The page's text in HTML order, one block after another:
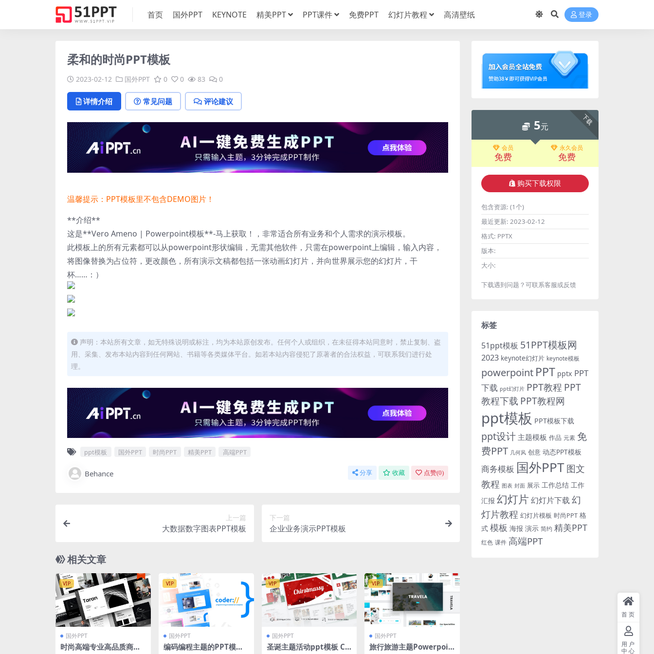
首页 国外PPT KEYNOTE 精美PPT PPT课件 免费PPT 幻灯片教程 高清壁纸 登录
柔和的时尚PPT模板
2023-02-12 国外PPT 0 0 83 0
详情介绍 常见问题 评论建议
温馨提示：PPT模板里不包含DEMO图片！
**介绍**
这是**Vero Ameno | Powerpoint模板**-马上获取！，非常适合所有业务和个人需求的演示模板。
此模板上的所有元素都可以从powerpoint形状编辑，无需其他软件，只需在powerpoint上编辑，输入内容，
将图像替换为占位符，更改颜色，所有演示文稿都包括一张动画幻灯片，并向世界展示您的幻灯片，干
杯……：）
声明：本站所有文章，如无特殊说明或标注，均为本站原创发布。任何个人或组织，在未征得本站同意时，禁止复制、盗
用、采集、发布本站内容到任何网站、书籍等各类媒体平台。如若本站内容侵犯了原著者的合法权益，可联系我们进行处
理。
ppt模板 国外PPT 时尚PPT 精美PPT 高端PPT
Behance 分享 收藏 点赞(0)
上一篇
大数据数字图表PPT模板
下一篇
企业业务演示PPT模板
相关文章
VIP
国外PPT
时尚高端专业高品质商业
VIP
国外PPT
编码编程主题的PPT模板
VIP
国外PPT
圣诞主题活动ppt模板 Ch
VIP
国外PPT
旅行旅游主题Powerpoin
下载
5元
会员
免费
永久会员
免费
购买下载权限
包含资源: (1个)
最近更新: 2023-02-12
格式: PPTX
版本:
大小:
下载遇到问题？可联系客服或反馈
标签
51ppt模板 51PPT模板网
2023 keynote幻灯片 keynote模板
powerpoint PPT pptx PPT
下载 ppt幻灯片 PPT教程 PPT
教程下载 PPT教程网
ppt模板 PPT模板下载
ppt设计 主题模板 作品 元素 免
费PPT 几何风 创意 动态PPT模板
商务模板 国外PPT图文
教程 图表 封面 展示 工作总结 工作
汇报 幻灯片 幻灯片下载 幻
灯片教程 幻灯片模板 时尚PPT 格
式 模板 海报 演示 简约 精美PPT
红色 课件 高端PPT
首页
用户
中心